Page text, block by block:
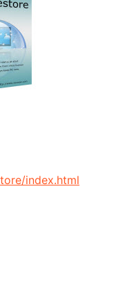
index.html